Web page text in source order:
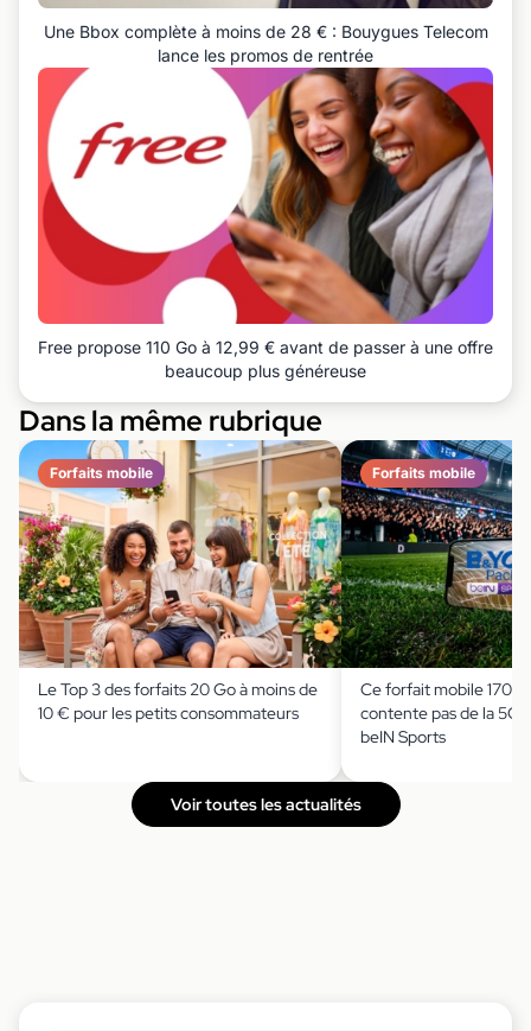
Une Bbox complète à moins de 28 € : Bouygues Telecom
lance les promos de rentrée
Free propose 110 Go à 12,99 € avant de passer à une offre
beaucoup plus généreuse
Dans la même rubrique
Forfaits mobile
Le Top 3 des forfaits 20 Go à moins de
10 € pour les petits consommateurs
Forfaits mobile
Ce forfait mobile 170
contente pas de la 5G
beIN Sports
Voir toutes les actualités